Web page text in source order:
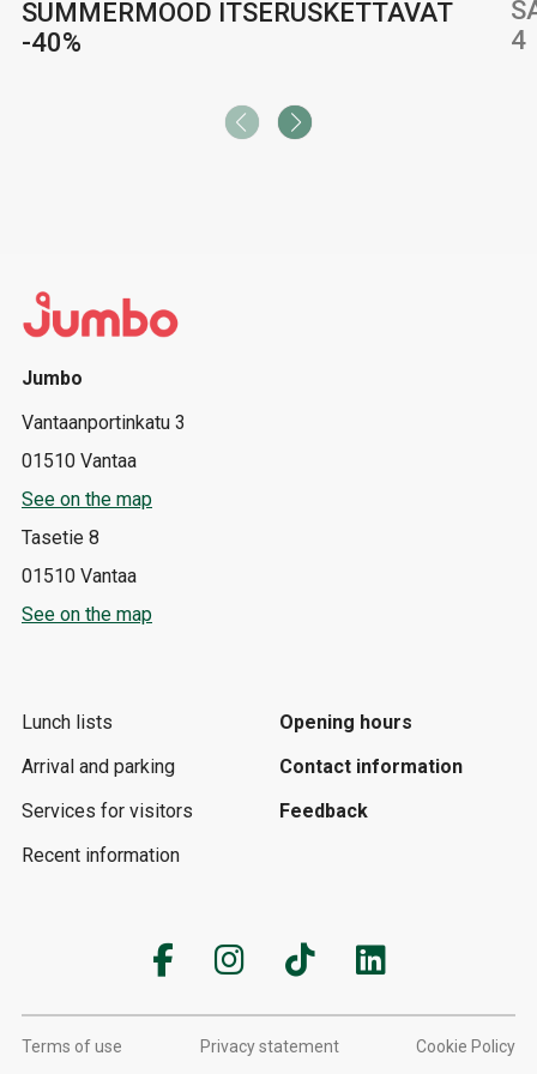
SUMMERMOOD ITSERUSKETTAVAT
-40%
4
Jumbo
Vantaanportinkatu 3
01510 Vantaa
See on the map
Tasetie 8
01510 Vantaa
See on the map
Lunch lists
Arrival and parking
Services for visitors
Recent information
Opening hours
Contact information
Feedback
Terms of use Privacy statement Cookie Policy